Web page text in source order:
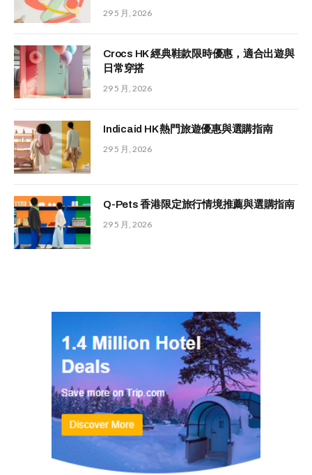
29 5 月, 2026
Crocs HK 經典鞋款限時優惠，適合出遊與
日常穿搭
29 5 月, 2026
Indicaid HK 熱門旅遊優惠與選購指南
29 5 月, 2026
Q-Pets 香港限定旅行情境推薦與選購指南
29 5 月, 2026